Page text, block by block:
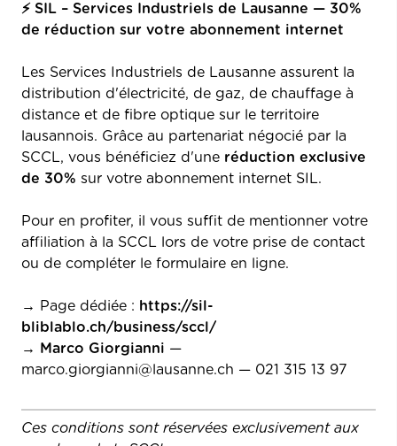
⚡ SIL – Services Industriels de Lausanne — 30%
de réduction sur votre abonnement internet
Les Services Industriels de Lausanne assurent la
distribution d'électricité, de gaz, de chauffage à
distance et de fibre optique sur le territoire
lausannois. Grâce au partenariat négocié par la
SCCL, vous bénéficiez d'une réduction exclusive
de 30% sur votre abonnement internet SIL.
Pour en profiter, il vous suffit de mentionner votre
affiliation à la SCCL lors de votre prise de contact
ou de compléter le formulaire en ligne.
→ Page dédiée : https://sil-
bliblablo.ch/business/sccl/
→
Marco Giorgianni —
marco.giorgianni@lausanne.ch — 021 315 13 97
Ces conditions sont réservées exclusivement aux